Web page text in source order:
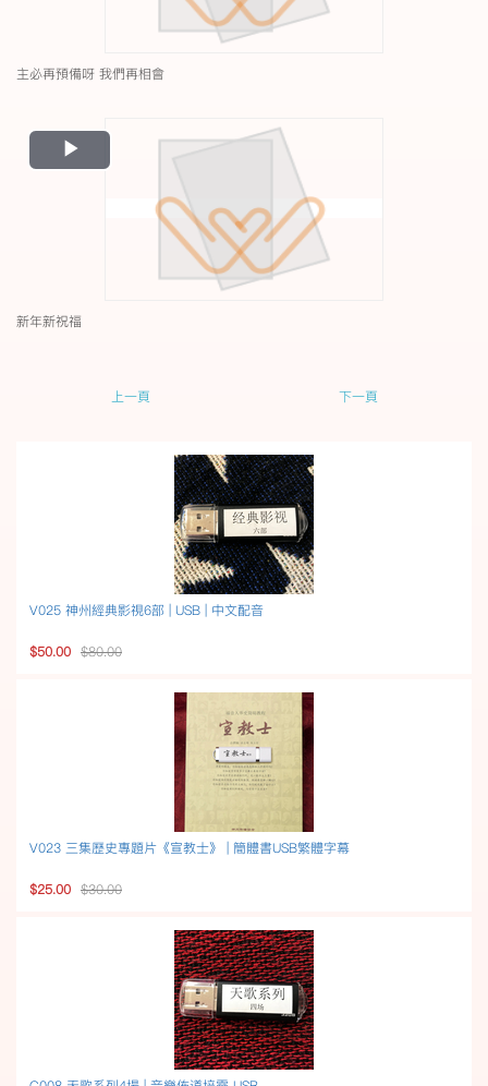
主必再預備呀 我們再相會
Play
Video
新年新祝福
上一頁 下一頁
V025 神州經典影視6部 | USB | 中文配音
$50.00 $80.00
V023 三集歷史專題片《宣教士》 | 簡體書USB繁體字幕
$25.00 $30.00